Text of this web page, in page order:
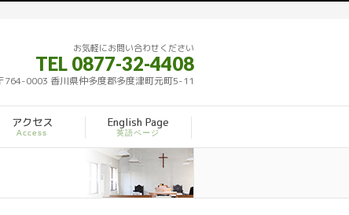
お気軽にお問い合わせください
TEL 0877-32-4408
764-0003 香川県仲多度郡多度津町元町5-11
アクセス
Access
English Page
英語ページ